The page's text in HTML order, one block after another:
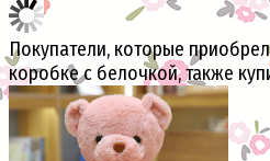
Покупатели, которые
коробке с белочкой, также